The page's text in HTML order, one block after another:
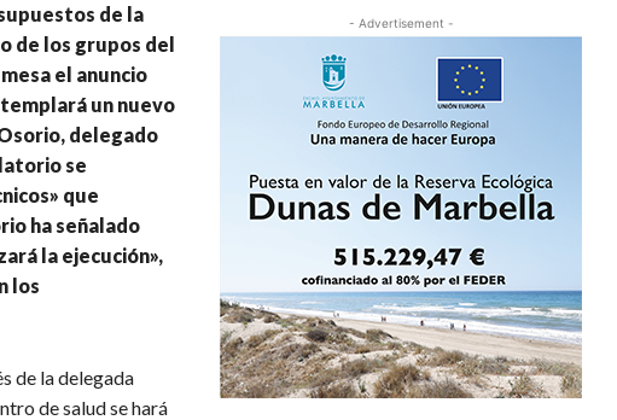
de la
de los grupos del
el anuncio
un nuevo
delegado
se
que
ha señalado
la ejecución»,
los
de la delegada
de salud se hará
- Advertisement -